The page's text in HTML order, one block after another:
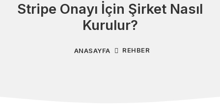
Stripe Onayı İçin Şirket Nasıl
Kurulur?
ANASAYFA REHBER